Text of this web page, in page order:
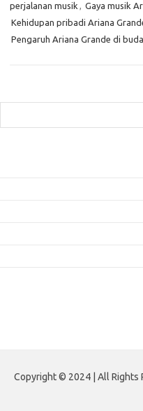
perjalanan musik , Gaya musik
Kehidupan pribadi Ariana
Pengaruh Ariana Grande di
Copyright © 2024 | All Rights